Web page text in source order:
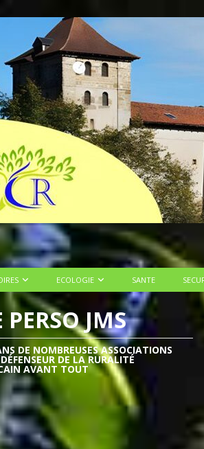
ECOLOGIE SANTE
PERSO JMS
DE NOMBREUSES ASSOCIATIONS
DE LA RURALITÉ
AVANT TOUT